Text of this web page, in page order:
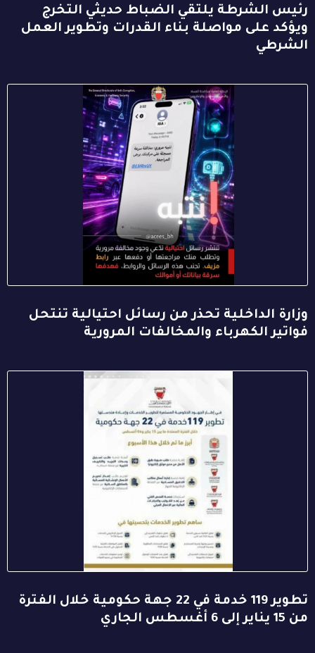
رئيس الشرطة يلتقي الضباط حديثي التخرج
ويؤكد على مواصلة بناء القدرات وتطوير العمل
الشرطي
وزارة الداخلية تحذر من رسائل احتيالية تنتحل
فواتير الكهرباء والمخالفات المرورية
تطوير 119 خدمة في 22 جهة حكومية خلال الفترة
من 15 يناير إلى 6 أغسطس الجاري